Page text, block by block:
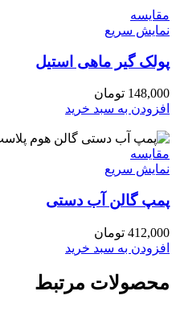
مقايسه
نمایش سریع
پولک گیر ماهی استیل
148,000 تومان
افزودن به سبد خرید
مقايسه
نمایش سریع
پمپ گالن آب دستی
412,000 تومان
افزودن به سبد خرید
محصولات مرتبط